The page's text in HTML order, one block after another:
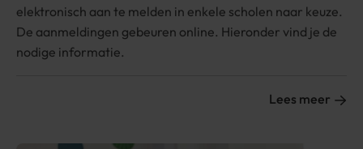
elektronisch aan te melden in enkele scholen naar keuze.
De aanmeldingen gebeuren online. Hieronder vind je de
nodige informatie.
Lees meer